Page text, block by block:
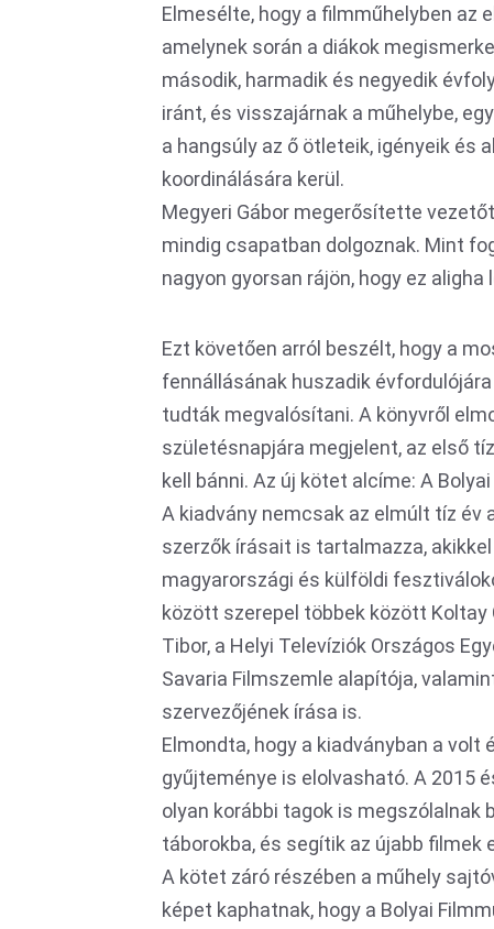
Elmesélte, hogy a filmműhelyben az
amelynek során a diákok
második, harmadik és negyedik
iránt, és visszajárnak a műhelybe,
a hangsúly az ő ötleteik, igényeik és
koordinálására kerül.
Megyeri Gábor megerősítette
mindig csapatban dolgoznak. Mint
nagyon gyorsan rájön, hogy ez aligha
Ezt követően arról beszélt, hogy a
fennállásának huszadik
tudták megvalósítani. A könyvről
születésnapjára megjelent, az első
kell bánni. Az új kötet alcíme: A
A kiadvány nemcsak az elmúlt tíz év
szerzők írásait is tartalmazza,
magyarországi és külföldi
között szerepel többek között Koltay
Tibor, a Helyi Televíziók Országos
Savaria Filmszemle alapítója,
szervezőjének írása is.
Elmondta, hogy a kiadványban a
gyűjteménye is elolvasható. A 2015
olyan korábbi tagok is megszólalnak
táborokba, és segítik az újabb filmek
A kötet záró részében a műhely
képet kaphatnak, hogy a Bolyai